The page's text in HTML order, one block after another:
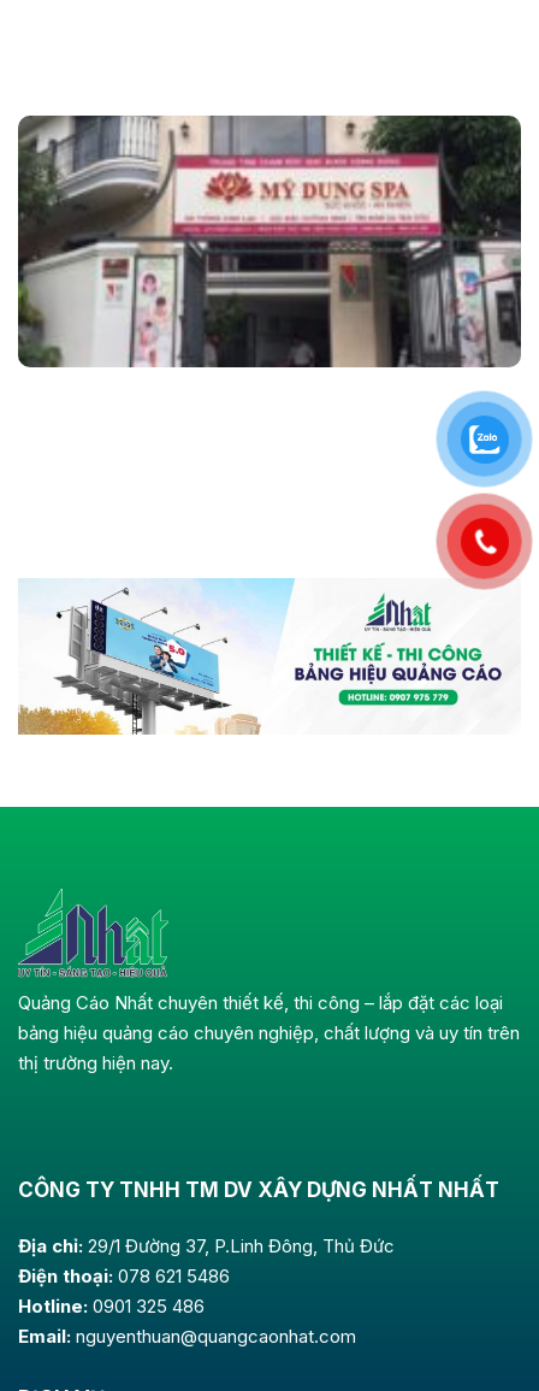
Quảng Cáo Nhất chuyên thiết kế, thi công – lắp đặt các loại
bảng hiệu quảng cáo chuyên nghiệp, chất lượng và uy tín trên
thị trường hiện nay.
CÔNG TY TNHH TM DV XÂY DỰNG NHẤT NHẤT
Địa chỉ: 29/1 Đường 37, P.Linh Đông, Thủ Đức
Điện thoại: 078 621 5486
Hotline: 0901 325 486
Email: nguyenthuan@quangcaonhat.com